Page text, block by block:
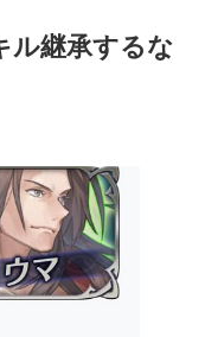
ル継承するな